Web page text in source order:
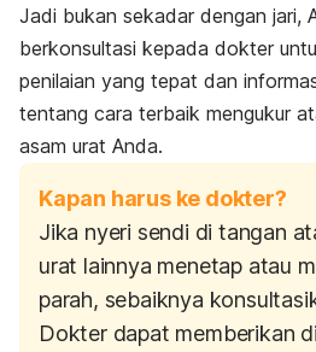
Jadi bukan sekadar dengan jari,
berkonsultasi kepada dokter
penilaian yang tepat dan
tentang cara terbaik mengukur
asam urat Anda.
Kapan harus ke dokter?
Jika nyeri sendi di tangan
urat lainnya menetap atau
parah, sebaiknya
Dokter dapat memberikan